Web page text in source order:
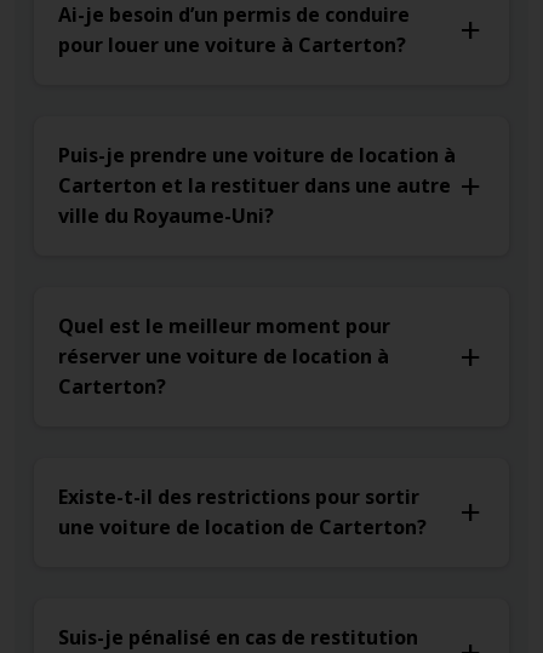
Ai-je besoin d’un permis de conduire
pour louer une voiture à Carterton?
Puis-je prendre une voiture de location à
Carterton et la restituer dans une autre
ville du Royaume-Uni?
Quel est le meilleur moment pour
réserver une voiture de location à
Carterton?
Existe-t-il des restrictions pour sortir
une voiture de location de Carterton?
Suis-je pénalisé en cas de restitution